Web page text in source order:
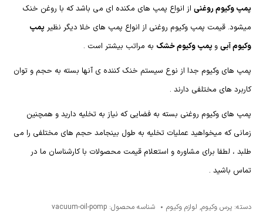
پمپ وکیوم روغنی از انواع پمپ های مکنده ای می باشد که با روغن خنک
میشود. قیمت پمپ وکیوم روغنی از انواع پمپ های خلا دیگر نظیر پمپ
وکیوم آبی و پمپ وکیوم خشک به مراتب بیشتر است .
پمپ های وکیوم جدا از نوع سیستم خنک کننده ی آنها بسته به حجم و توان
کاربرد های مختلفی دارند .
پمپ های وکیوم روغنی بسته به فضایی که نیاز به تخلیه دارید و همچنین
زمانی که میخواهید عملیات تخلیه به طول بینجامد حجم های مختلفی را می
طلبد ، لطفا برای مشاوره و استعلام قیمت محصولات با کارشناسان ما در
تماس باشید .
دسته: پرس وکیوم, لوازم وکیوم شناسه محصول: vacuum-oil-pomp